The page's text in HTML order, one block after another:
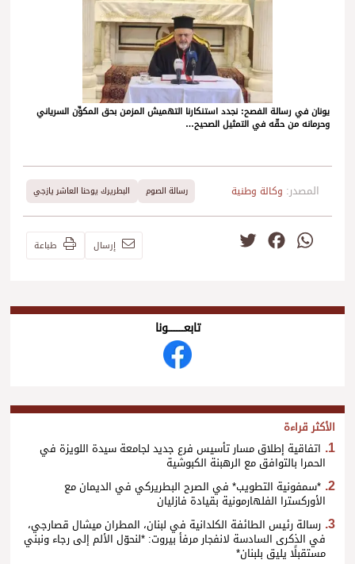
يونان في رسالة الفصح: نجدد استنكارنا التهميش المزمن بحق المكوِّن السرياني
وحرمانه من حقّه في التمثيل الصحيح…
المصدر: وكالة وطنية رسالة الصوم البطريرك يوحنا العاشر يازجي
WhatsApp
Facebook إرسال طباعة
تابعــــــــــونا
الأكثر قراءة
اتفاقية إطلاق مسار تأسيس فرع جديد لجامعة سيدة اللويزة في
الحمرا بالتوافق مع الرهبنة الكبوشية
*سمفونية التطويب* في الصرح البطريركي في الديمان مع
الأوركسترا الفلهارمونية بقيادة فازليان
رسالة رئيس الطائفة الكلدانية في لبنان، المطران ميشال قصارجي،
في الذكرى السادسة لانفجار مرفأ بيروت: *لنحوّل الألم إلى رجاء ونبني
مستقبلًا يليق بلبنان*